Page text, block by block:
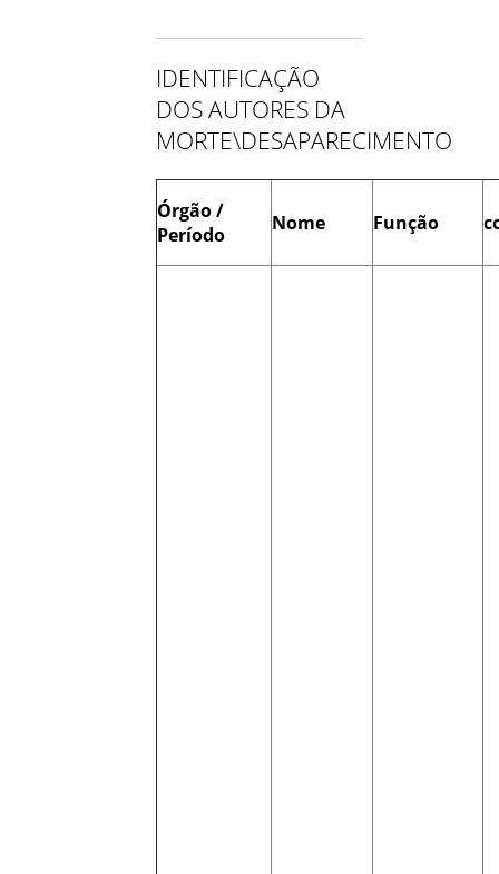
IDENTIFICAÇÃO
DOS AUTORES DA
MORTE\DESAPARECIMENTO
Órgão /
Período
Nome Função